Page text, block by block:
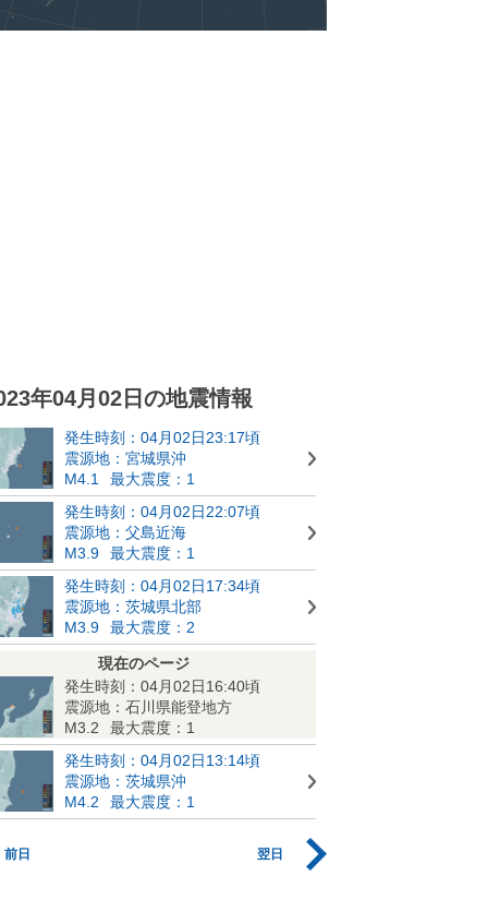
年04月02日の地震情報
発生時刻：04月02日23:17頃
震源地：宮城県沖
M4.1
最大震度：1
発生時刻：04月02日22:07頃
震源地：父島近海
M3.9
最大震度：1
発生時刻：04月02日17:34頃
震源地：茨城県北部
M3.9
最大震度：2
現在のページ
発生時刻：04月02日16:40頃
震源地：石川県能登地方
M3.2
最大震度：1
発生時刻：04月02日13:14頃
震源地：茨城県沖
M4.2
最大震度：1
前日 翌日